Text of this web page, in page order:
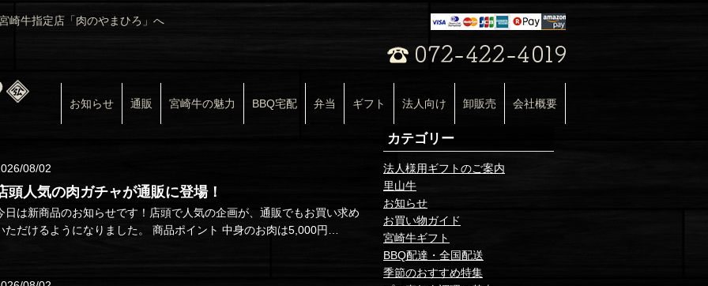
崎牛指定店「肉のやまひろ」へ
お知らせ 通販 宮崎牛の魅力 BBQ宅配 弁当 ギフト 法人向け 卸販売 会社概要
08/02
頭人気の肉ガチャが通販に登場！
日は新商品のお知らせです！店頭で人気の企画が、通販でもお買い求め
いただけるようになりました。 商品ポイント 中身のお肉は5,000円…
カテゴリー
法人様用ギフトのご案内
里山牛
お知らせ
お買い物ガイド
宮崎牛ギフト
BBQ配達・全国配送
季節のおすすめ特集